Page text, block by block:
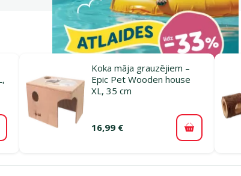
grozam
Koka māja grauzējiem –
Epic Pet Wooden house
XL, 35 cm
16,99 € Pievienot